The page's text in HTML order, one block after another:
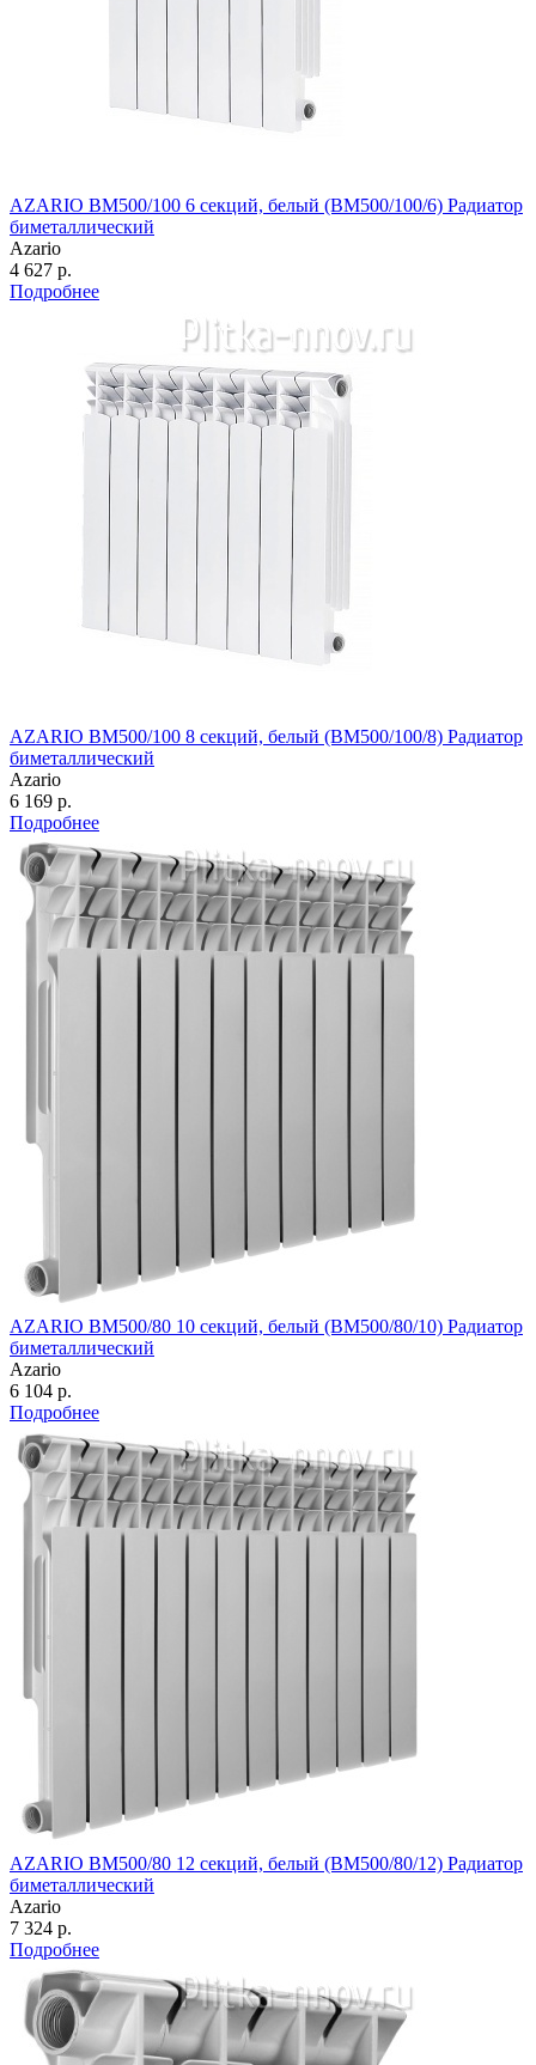
AZARIO BM500/100 6 секций, белый (BM500/100/6) Радиатор
биметаллический
Azario
4 627 р.
Подробнее
AZARIO BM500/100 8 секций, белый (BM500/100/8) Радиатор
биметаллический
Azario
6 169 р.
Подробнее
AZARIO BM500/80 10 секций, белый (BM500/80/10) Радиатор
биметаллический
Azario
6 104 р.
Подробнее
AZARIO BM500/80 12 секций, белый (BM500/80/12) Радиатор
биметаллический
Azario
7 324 р.
Подробнее